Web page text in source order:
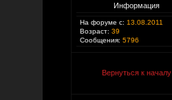
Информация
На форуме с: 13.08.2011
Возраст: 39
Сообщения: 5796
Вернуться к началу